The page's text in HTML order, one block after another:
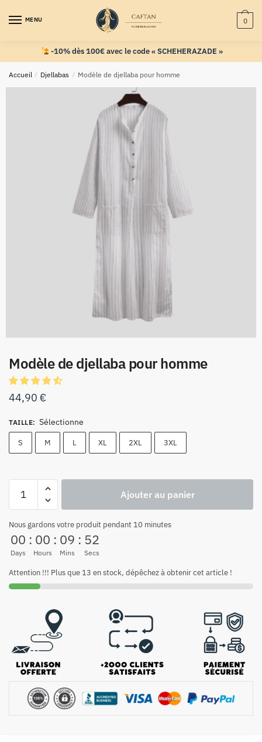
MENU 0
-10% dès 100€ avec le code « SCHEHERAZADE »
Accueil / Djellabas / Modèle de djellaba pour homme
Modèle de djellaba pour homme
44,90 €
TAILLE: Sélectionne
S M L XL 2XL 3XL
Ajouter au panier
Nous gardons votre produit pendant 10 minutes
00
Days
: 00
Hours
: 09
Mins
: 52
Secs
Attention !!! Plus que 13 en stock, dépêchez à obtenir cet article !